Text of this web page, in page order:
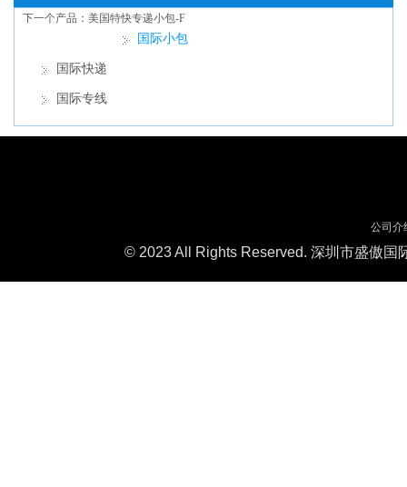
下一个产品： 美国特快专递小包-F
国际小包
国际快递
国际专线
公司介
© 2023 All Rights Reserved. 深圳市盛傲国